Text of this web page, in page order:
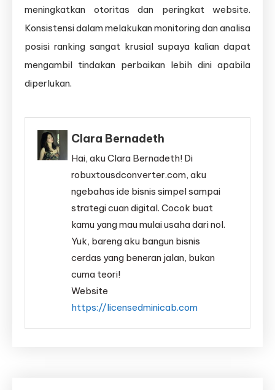
meningkatkan otoritas dan peringkat website.
Konsistensi dalam melakukan monitoring dan analisa
posisi ranking sangat krusial supaya kalian dapat
mengambil tindakan perbaikan lebih dini apabila
diperlukan.
Clara Bernadeth
Hai, aku Clara Bernadeth! Di
robuxtousdconverter.com, aku
ngebahas ide bisnis simpel sampai
strategi cuan digital. Cocok buat
kamu yang mau mulai usaha dari nol.
Yuk, bareng aku bangun bisnis
cerdas yang beneran jalan, bukan
cuma teori!
Website
https://licensedminicab.com